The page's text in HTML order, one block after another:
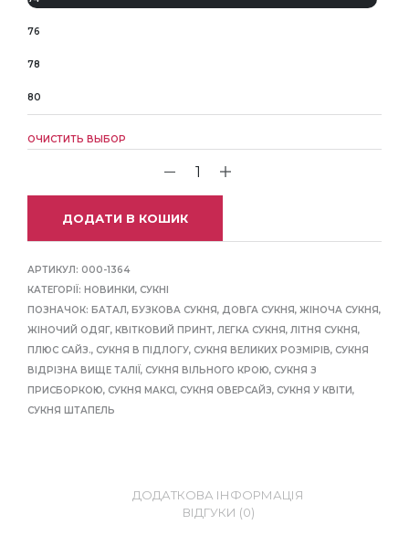
76
78
80
ОЧИСТИТЬ ВЫБОР
ДОДАТИ В КОШИК
АРТИКУЛ: 000-1364
КАТЕГОРІЇ: НОВИНКИ, СУКНІ
ПОЗНАЧОК: БАТАЛ, БУЗКОВА СУКНЯ, ДОВГА СУКНЯ, ЖІНОЧА СУКНЯ,
ЖІНОЧИЙ ОДЯГ, КВІТКОВИЙ ПРИНТ, ЛЕГКА СУКНЯ, ЛІТНЯ СУКНЯ,
ПЛЮС САЙЗ., СУКНЯ В ПІДЛОГУ, СУКНЯ ВЕЛИКИХ РОЗМІРІВ, СУКНЯ
ВІДРІЗНА ВИЩЕ ТАЛІЇ, СУКНЯ ВІЛЬНОГО КРОЮ, СУКНЯ З
ПРИСБОРКОЮ, СУКНЯ МАКСІ, СУКНЯ ОВЕРСАЙЗ, СУКНЯ У КВІТИ,
СУКНЯ ШТАПЕЛЬ
ДОДАТКОВА ІНФОРМАЦІЯ
ВІДГУКИ (0)